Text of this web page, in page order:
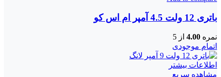
باتری 12 ولت 4.5 آمپر ام اس کو
نمره 4.00 از 5
اتمام موجودی
اطلاعات بیشتر
مشاهده سریع